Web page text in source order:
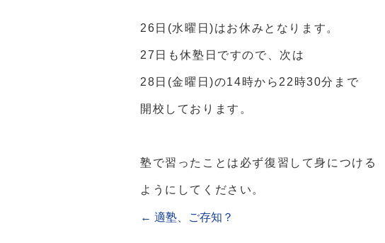
26日(水曜日)はお休みとなります。
27日も休塾日ですので、次は
28日(金曜日)の14時から22時30分まで
開校しております。
塾で習ったことは必ず復習して身につける
ようにしてください。
← 適塾、ご存知？